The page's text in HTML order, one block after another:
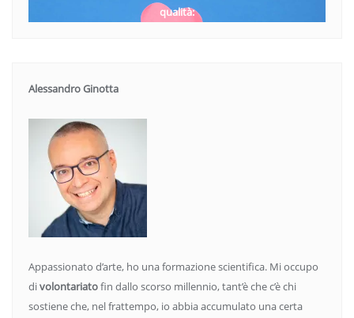
qualità:
Alessandro Ginotta
Appassionato d’arte, ho una formazione scientifica. Mi occupo
divolontariatofin dallo scorso millennio, tant’è che c’è chi
sostiene che, nel frattempo, io abbia accumulato una certa